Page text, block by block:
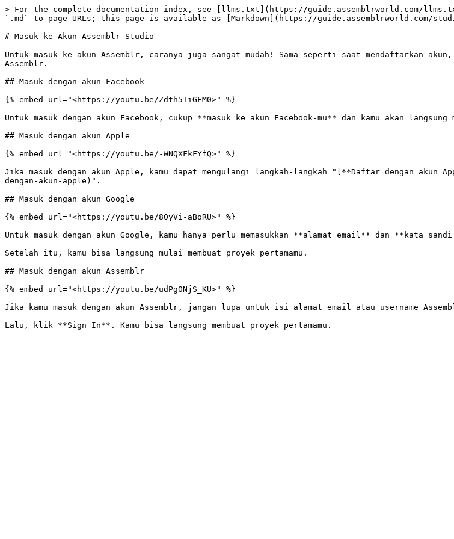
> For the complete documentation index, see [llms.txt](https://guide.assemblrworld.com/
`.md` to page URLs; this page is available as [Markdown](https://guide.assemblrworld.com/
# Masuk ke Akun Assemblr Studio
Untuk masuk ke akun Assemblr, caranya juga sangat mudah! Sama seperti saat mendaftarkan
Assemblr.
## Masuk dengan akun Facebook
{% embed url="<https://youtu.be/Zdth5IiGFM0>" %}
Untuk masuk dengan akun Facebook, cukup **masuk ke akun Facebook-mu** dan kamu akan langsung
## Masuk dengan akun Apple
{% embed url="<https://youtu.be/-WNQXFkFYfQ>" %}
Jika masuk dengan akun Apple, kamu dapat mengulangi langkah-langkah "[**Daftar dengan
dengan-akun-apple)".
## Masuk dengan akun Google
{% embed url="<https://youtu.be/80yVi-aBoRU>" %}
Untuk masuk dengan akun Google, kamu hanya perlu memasukkan **alamat email** dan **kata
Setelah itu, kamu bisa langsung mulai membuat proyek pertamamu.
## Masuk dengan akun Assemblr
{% embed url="<https://youtu.be/udPg0NjS_KU>" %}
Jika kamu masuk dengan akun Assemblr, jangan lupa untuk isi alamat email atau username